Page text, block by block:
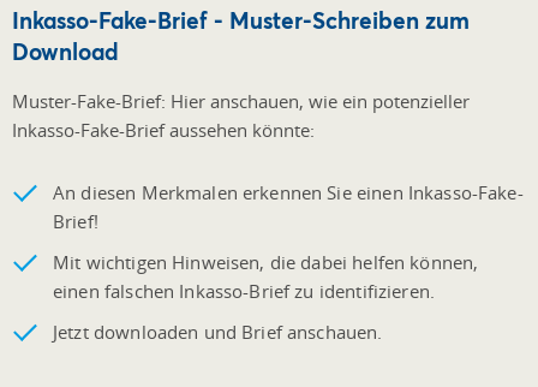
Inkasso-Fake-Brief - Muster-Schreiben zum
Download
Muster-Fake-Brief: Hier anschauen, wie ein potenzieller
Inkasso-Fake-Brief aussehen könnte:
An diesen Merkmalen erkennen Sie einen Inkasso-Fake-
Brief!
Mit wichtigen Hinweisen, die dabei helfen können,
einen falschen Inkasso-Brief zu identifizieren.
Jetzt downloaden und Brief anschauen.